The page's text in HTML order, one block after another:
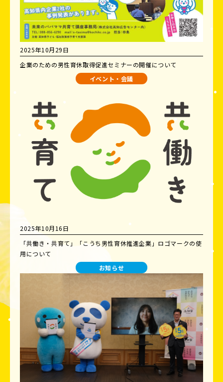
2025年10月29日
企業のための男性育休取得促進セミナーの開催について
イベント・会議
2025年10月16日
「共働き・共育て」「こうち男性育休推進企業」ロゴマークの使
用について
お知らせ